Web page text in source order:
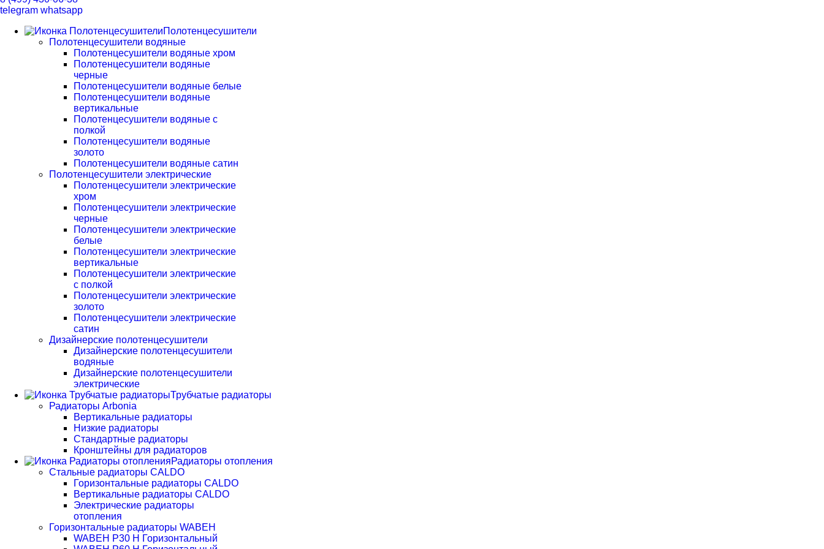
telegram whatsapp
Полотенцесушители
Полотенцесушители водяные
Полотенцесушители водяные хром
Полотенцесушители водяные
черные
Полотенцесушители водяные белые
Полотенцесушители водяные
вертикальные
Полотенцесушители водяные с
полкой
Полотенцесушители водяные
золото
Полотенцесушители водяные сатин
Полотенцесушители электрические
Полотенцесушители электрические
хром
Полотенцесушители электрические
черные
Полотенцесушители электрические
белые
Полотенцесушители электрические
вертикальные
Полотенцесушители электрические
с полкой
Полотенцесушители электрические
золото
Полотенцесушители электрические
сатин
Дизайнерские полотенцесушители
Дизайнерские полотенцесушители
водяные
Дизайнерские полотенцесушители
электрические
Трубчатые радиаторы
Радиаторы Arbonia
Вертикальные радиаторы
Низкие радиаторы
Стандартные радиаторы
Кронштейны для радиаторов
Радиаторы отопления
Стальные радиаторы CALDO
Горизонтальные радиаторы CALDO
Вертикальные радиаторы CALDO
Электрические радиаторы
отопления
Горизонтальные радиаторы WABEH
WABEH P30 H Горизонтальный